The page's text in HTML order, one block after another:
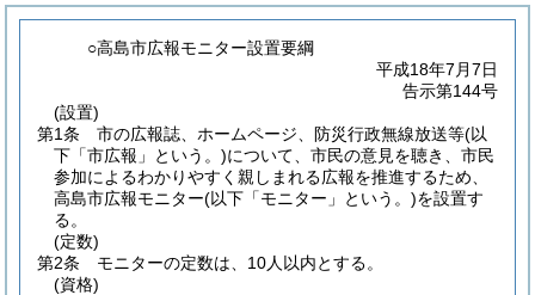
○高島市広報モニター設置要綱
平成18年7月7日
告示第144号
(設置)
第1条
市の広報誌、ホームページ、防災行政無線放送等(以
下「市広報」という。)について、市民の意見を聴き、市民
参加によるわかりやすく親しまれる広報を推進するため、
高島市広報モニター(以下「モニター」という。)を設置す
る。
(定数)
第2条
モニターの定数は、10人以内とする。
(資格)